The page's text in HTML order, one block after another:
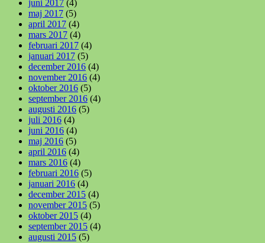
juni 2017 (4)
maj 2017 (5)
april 2017 (4)
mars 2017 (4)
februari 2017 (4)
januari 2017 (5)
december 2016 (4)
november 2016 (4)
oktober 2016 (5)
september 2016 (4)
augusti 2016 (5)
juli 2016 (4)
juni 2016 (4)
maj 2016 (5)
april 2016 (4)
mars 2016 (4)
februari 2016 (5)
januari 2016 (4)
december 2015 (4)
november 2015 (5)
oktober 2015 (4)
september 2015 (4)
augusti 2015 (5)